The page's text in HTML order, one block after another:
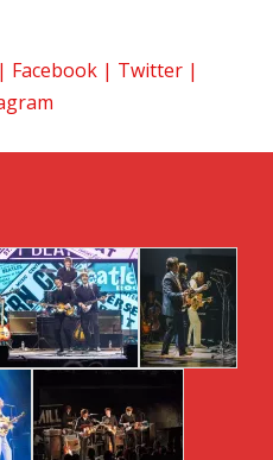
| Facebook | Twitter |